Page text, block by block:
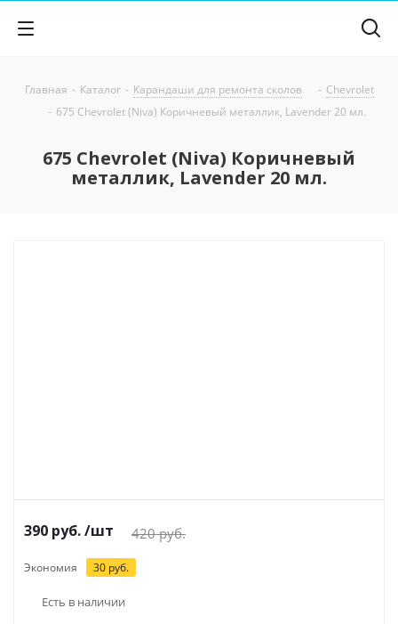
Главная - Каталог - Карандаши для ремонта сколов - Chevrolet
- 675 Chevrolet (Niva) Коричневый металлик, Lavender 20 мл.
675 Chevrolet (Niva) Коричневый
металлик, Lavender 20 мл.
390 руб./шт 420руб.
Экономия 30 руб.
Есть в наличии